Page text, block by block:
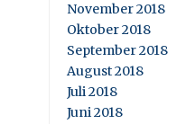
November 2018
Oktober 2018
September 2018
August 2018
Juli 2018
Juni 2018